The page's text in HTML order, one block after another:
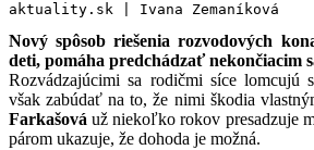
aktuality.sk | Ivana Zemaníková
Nový spôsob riešenia rozvodových
deti, pomáha predchádzať nekončiacim
Rozvádzajúcimi sa rodičmi síce lomcujú
však zabúdať na to, že nimi škodia
Farkašová už niekoľko rokov presadzuje
párom ukazuje, že dohoda je možná.